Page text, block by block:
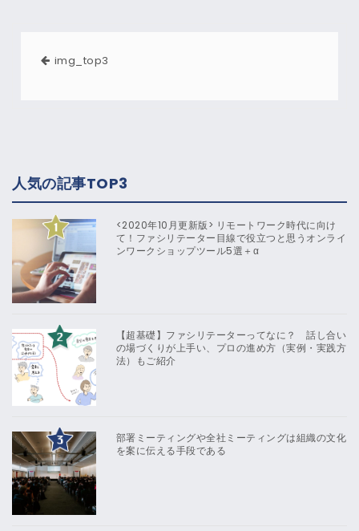
img_top3
人気の記事TOP3
<2020年10月更新版> リモートワーク時代に向け
て！ファシリテーター目線で役立つと思うオンライ
ンワークショップツール5選＋α
【超基礎】ファシリテーターってなに？ 話し合い
の場づくりが上手い、プロの進め方（実例・実践方
法）もご紹介
部署ミーティングや全社ミーティングは組織の文化
を案に伝える手段である